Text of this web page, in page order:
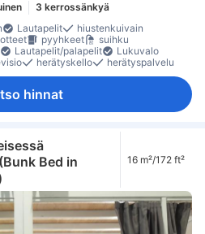
3 kerrossänkyä
Lautapelit
hiustenkuivain
pyyhkeet
suihku
Lautapelit/palapelit
Lukuvalo
herätyskello
herätyspalvelu
2 metriä) naulakko
hinnat
Bed in
16 m²/172 ft²